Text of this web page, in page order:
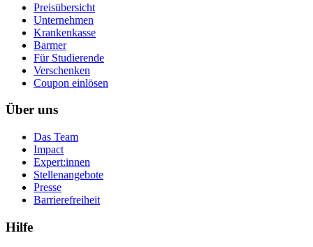
Preisübersicht
Unternehmen
Krankenkasse
Barmer
Für Studierende
Ver­schen­ken
Coupon einlösen
Über uns
Das Team
Impact
Expert:innen
Stellenangebote
Presse
Barrierefreiheit
Hilfe